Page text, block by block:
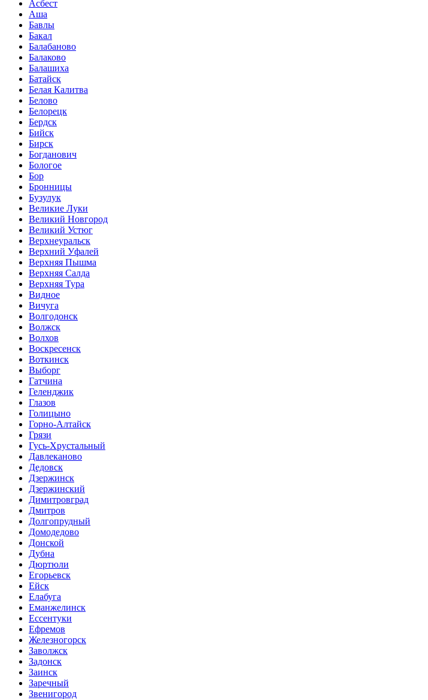
Асбест
Аша
Бавлы
Бакал
Балабаново
Балаково
Балашиха
Батайск
Белая Калитва
Белово
Белорецк
Бердск
Бийск
Бирск
Богданович
Бологое
Бор
Бронницы
Бузулук
Великие Луки
Великий Новгород
Великий Устюг
Верхнеуральск
Верхний Уфалей
Верхняя Пышма
Верхняя Салда
Верхняя Тура
Видное
Вичуга
Волгодонск
Волжск
Волхов
Воскресенск
Воткинск
Выборг
Гатчина
Геленджик
Глазов
Голицыно
Горно-Алтайск
Грязи
Гусь-Хрустальный
Давлеканово
Дедовск
Дзержинск
Дзержинский
Димитровград
Дмитров
Долгопрудный
Домодедово
Донской
Дубна
Дюртюли
Егорьевск
Ейск
Елабуга
Еманжелинск
Ессентуки
Ефремов
Железногорск
Заволжск
Задонск
Заинск
Заречный
Звенигород